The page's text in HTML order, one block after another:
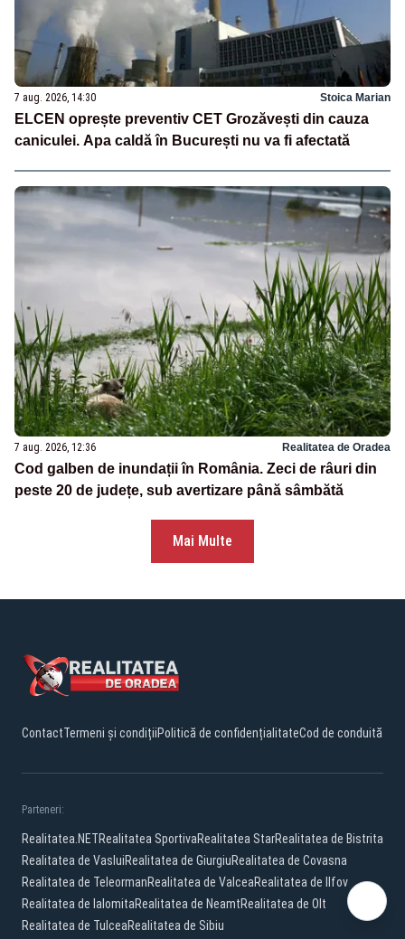
7 aug. 2026, 14:30 Stoica Marian
ELCEN oprește preventiv CET Grozăvești din cauza
caniculei. Apa caldă în București nu va fi afectată
7 aug. 2026, 12:36 Realitatea de Oradea
Cod galben de inundații în România. Zeci de râuri din
peste 20 de județe, sub avertizare până sâmbătă
Mai Multe
ContactTermeni și condițiiPolitică de confidențialitateCod de conduită
Parteneri:
Realitatea.NETRealitatea SportivaRealitatea StarRealitatea de Bistrita
Realitatea de VasluiRealitatea de GiurgiuRealitatea de Covasna
Realitatea de TeleormanRealitatea de ValceaRealitatea de Ilfov
Realitatea de IalomitaRealitatea de NeamtRealitatea de Olt
Realitatea de TulceaRealitatea de Sibiu